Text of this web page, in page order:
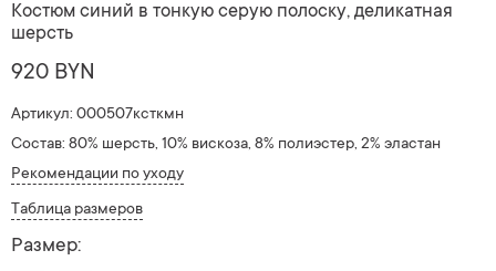
Костюм синий в тонкую серую полоску, деликатная
шерсть
920 BYN
Артикул: 000507ксткмн
Состав: 80% шерсть, 10% вискоза, 8% полиэстер, 2% эластан
Рекомендации по уходу
Таблица размеров
Размер: